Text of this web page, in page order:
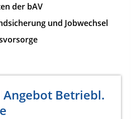
der bAV
und Jobwechsel
Betriebl.